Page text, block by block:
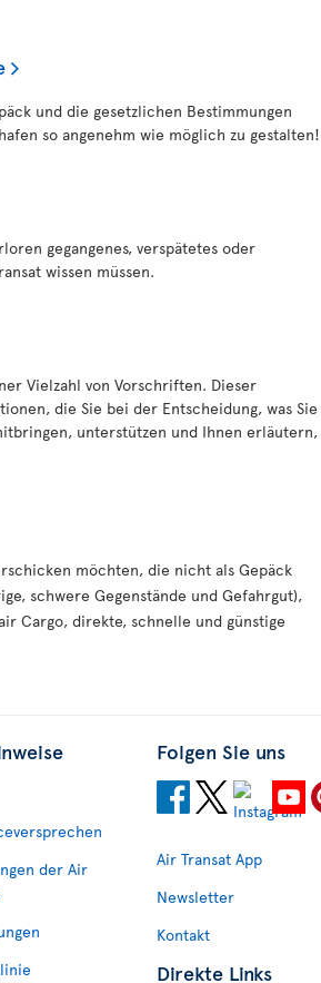
und die gesetzlichen Bestimmungen
so angenehm wie möglich zu gestalten!
gegangenes, verspätetes oder
wissen müssen.
Vielzahl von Vorschriften. Dieser
die Sie bei der Entscheidung, was Sie
unterstützen und Ihnen erläutern,
möchten, die nicht als Gepäck
schwere Gegenstände und Gefahrgut),
Cargo, direkte, schnelle und günstige
der Air
Folgen Sie uns
Air Transat App
Newsletter
Kontakt
Direkte Links